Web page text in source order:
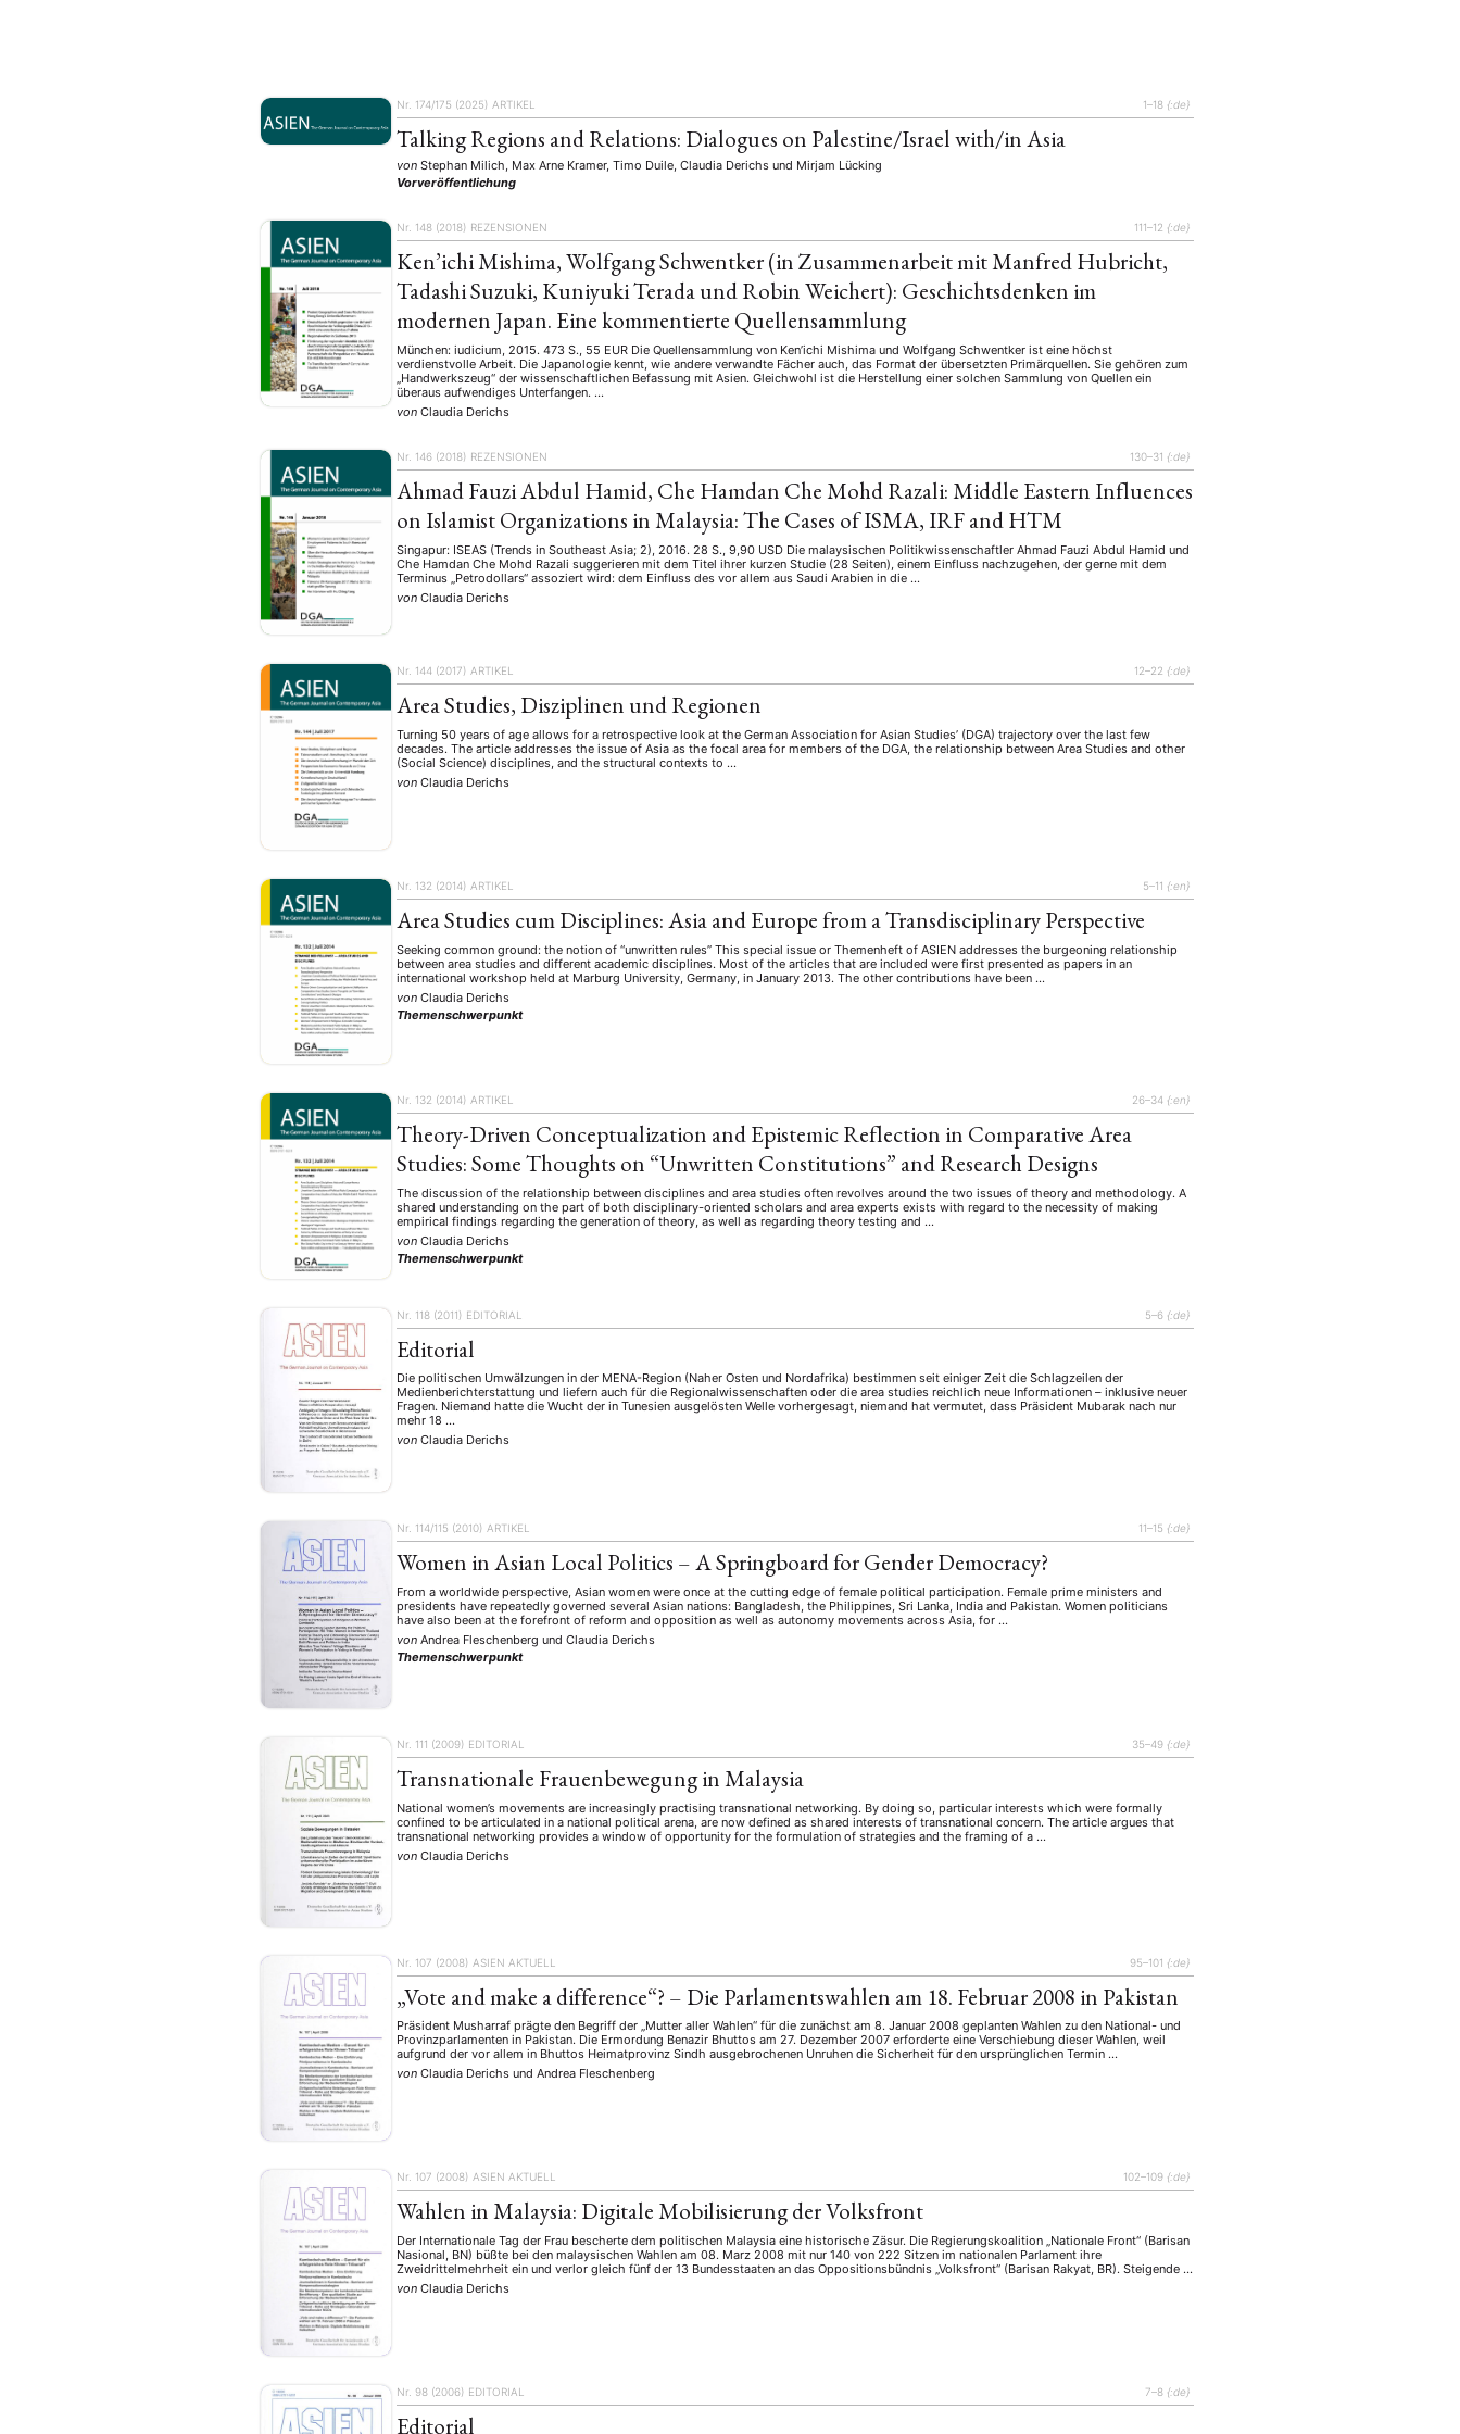
NEWS
Aktuelles von unseren Mitgliedern (4) Art (5) ASIEN (Zeitschrift) (25) Auszeichnung (12) Bericht (128)
Bildung (22) Calls for… (1287) Cinema (4) DGA (92) Diskussion (74) Fellowship (111) Forschung (234)
Geografie (2) Geschichte (93) Gesellschaft (283) Globalisation (7) Hybrid (172) Kultur (27) Kunst
Lecture (94) Literatur
Stipendium (53) Studium (21) Summer School (10) Symposium (32) Tagung (500) Tourismus (14)
Umwelt (45) Veranstaltung (788) Webinar (28) Wirtschaft (199) Workshop (126)
MITGLIEDSCHAFT STUDIUM DATENSCHUTZERKLÄRUNG MITGLIEDERBEREICH
KONTAKT
Nr. 174/175 (2025) ARTIKEL 1–18 {:de}
Talking Regions and Relations: Dialogues on Palestine/Israel with/in Asia
von Stephan Milich, Max Arne Kramer, Timo Duile, Claudia Derichsund Mirjam Lücking
Vorveröffentlichung
Nr. 148 (2018) REZENSIONEN 111–12 {:de}
Ken’ichi Mishima, Wolfgang Schwentker (in Zusammenarbeit mit Manfred Hubricht,
Tadashi Suzuki, Kuniyuki Terada und Robin Weichert): Geschichtsdenken im
modernen Japan. Eine kommentierte Quellensammlung
München: iudicium, 2015. 473 S., 55 EUR Die Quellensammlung von Ken’ichi Mishima und Wolfgang Schwentker ist eine höchst
verdienstvolle Arbeit. Die Japanologie kennt, wie andere verwandte Fächer auch, das Format der übersetzten Primärquellen. Sie gehören zum
„Handwerkszeug“ der wissenschaftlichen Befassung mit Asien. Gleichwohl ist die Herstellung einer solchen Sammlung von Quellen ein
überaus aufwendiges Unterfangen. …
von Claudia Derichs
Nr. 146 (2018) REZENSIONEN 130–31 {:de}
Ahmad Fauzi Abdul Hamid, Che Hamdan Che Mohd Razali: Middle Eastern Influences
on Islamist Organizations in Malaysia: The Cases of ISMA, IRF and HTM
Singapur: ISEAS (Trends in Southeast Asia; 2), 2016. 28 S., 9,90 USD Die malaysischen Politikwissenschaftler Ahmad Fauzi Abdul Hamid und
Che Hamdan Che Mohd Razali suggerieren mit dem Titel ihrer kurzen Studie (28 Seiten), einem Einfluss nachzugehen, der gerne mit dem
Terminus „Petrodollars“ assoziert wird: dem Einfluss des vor allem aus Saudi Arabien in die …
von Claudia Derichs
Nr. 144 (2017) ARTIKEL 12–22 {:de}
Area Studies, Disziplinen und Regionen
Turning 50 years of age allows for a retrospective look at the German Association for Asian Studies’ (DGA) trajectory over the last few
decades. The article addresses the issue of Asia as the focal area for members of the DGA, the relationship between Area Studies and other
(Social Science) disciplines, and the structural contexts to …
von Claudia Derichs
Nr. 132 (2014) ARTIKEL 5–11 {:en}
Area Studies cum Disciplines: Asia and Europe from a Transdisciplinary Perspective
Seeking common ground: the notion of “unwritten rules” This special issue or Themenheft of ASIEN addresses the burgeoning relationship
between area studies and different academic disciplines. Most of the articles that are included were first presented as papers in an
international workshop held at Marburg University, Germany, in January 2013. The other contributions have been …
von Claudia Derichs
Themenschwerpunkt
Nr. 132 (2014) ARTIKEL 26–34 {:en}
Theory-Driven Conceptualization and Epistemic Reflection in Comparative Area
Studies: Some Thoughts on “Unwritten Constitutions” and Research Designs
The discussion of the relationship between disciplines and area studies often revolves around the two issues of theory and methodology. A
shared understanding on the part of both disciplinary-oriented scholars and area experts exists with regard to the necessity of making
empirical findings regarding the generation of theory, as well as regarding theory testing and …
von Claudia Derichs
Themenschwerpunkt
Nr. 118 (2011) EDITORIAL 5–6 {:de}
Editorial
Die politischen Umwälzungen in der MENA-Region (Naher Osten und Nordafrika) bestimmen seit einiger Zeit die Schlagzeilen der
Medienberichterstattung und liefern auch für die Regionalwissenschaften oder die area studies reichlich neue Informationen – inklusive neuer
Fragen. Niemand hatte die Wucht der in Tunesien ausgelösten Welle vorhergesagt, niemand hat vermutet, dass Präsident Mubarak nach nur
mehr 18 …
von Claudia Derichs
Nr. 114/115 (2010) ARTIKEL 11–15 {:de}
Women in Asian Local Politics – A Springboard for Gender Democracy?
From a worldwide perspective, Asian women were once at the cutting edge of female political participation. Female prime ministers and
presidents have repeatedly governed several Asian nations: Bangladesh, the Philippines, Sri Lanka, India and Pakistan. Women politicians
have also been at the forefront of reform and opposition as well as autonomy movements across Asia, for …
von Andrea Fleschenbergund Claudia Derichs
Themenschwerpunkt
Nr. 111 (2009) EDITORIAL 35–49 {:de}
Transnationale Frauenbewegung in Malaysia
National women’s movements are increasingly practising transnational networking. By doing so, particular interests which were formally
confined to be articulated in a national political arena, are now defined as shared interests of transnational concern. The article argues that
transnational networking provides a window of opportunity for the formulation of strategies and the framing of a …
von Claudia Derichs
Nr. 107 (2008) ASIEN AKTUELL 95–101 {:de}
„Vote and make a difference“? – Die Parlamentswahlen am 18. Februar 2008 in Pakistan
Präsident Musharraf prägte den Begriff der „Mutter aller Wahlen“ für die zunächst am 8. Januar 2008 geplanten Wahlen zu den National- und
Provinzparlamenten in Pakistan. Die Ermordung Benazir Bhuttos am 27. Dezember 2007 erforderte eine Verschiebung dieser Wahlen, weil
aufgrund der vor allem in Bhuttos Heimatprovinz Sindh ausgebrochenen Unruhen die Sicherheit für den ursprünglichen Termin …
von Claudia Derichsund Andrea Fleschenberg
Nr. 107 (2008) ASIEN AKTUELL 102–109 {:de}
Wahlen in Malaysia: Digitale Mobilisierung der Volksfront
Der Internationale Tag der Frau bescherte dem politischen Malaysia eine historische Zäsur. Die Regierungskoalition „Nationale Front“ (Barisan
Nasional, BN) büßte bei den malaysischen Wahlen am 08. Marz 2008 mit nur 140 von 222 Sitzen im nationalen Parlament ihre
Zweidrittelmehrheit ein und verlor gleich fünf der 13 Bundesstaaten an das Oppositionsbündnis „Volksfront“ (Barisan Rakyat, BR). Steigende …
von Claudia Derichs
Nr. 98 (2006) EDITORIAL 7–8 {:de}
Editorial